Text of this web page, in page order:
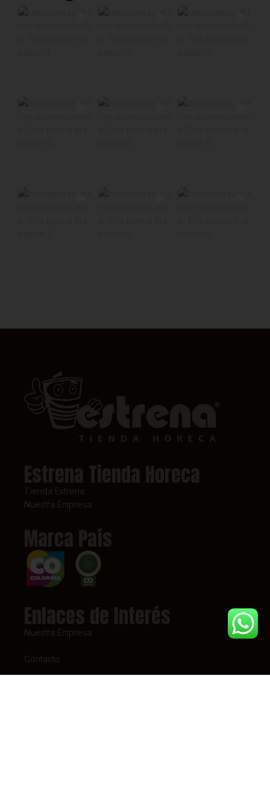
Estrena Tienda Horeca
Tienda Estrena
Nuestra Empresa
Marca País
Enlaces de Interés
Nuestra Empresa
Contacto